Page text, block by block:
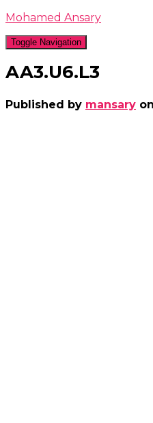
Mohamed Ansary
Toggle Navigation
AA3.U6.L3
Published by mansary on